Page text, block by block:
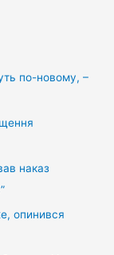
по-новому, –
наказ
опинився